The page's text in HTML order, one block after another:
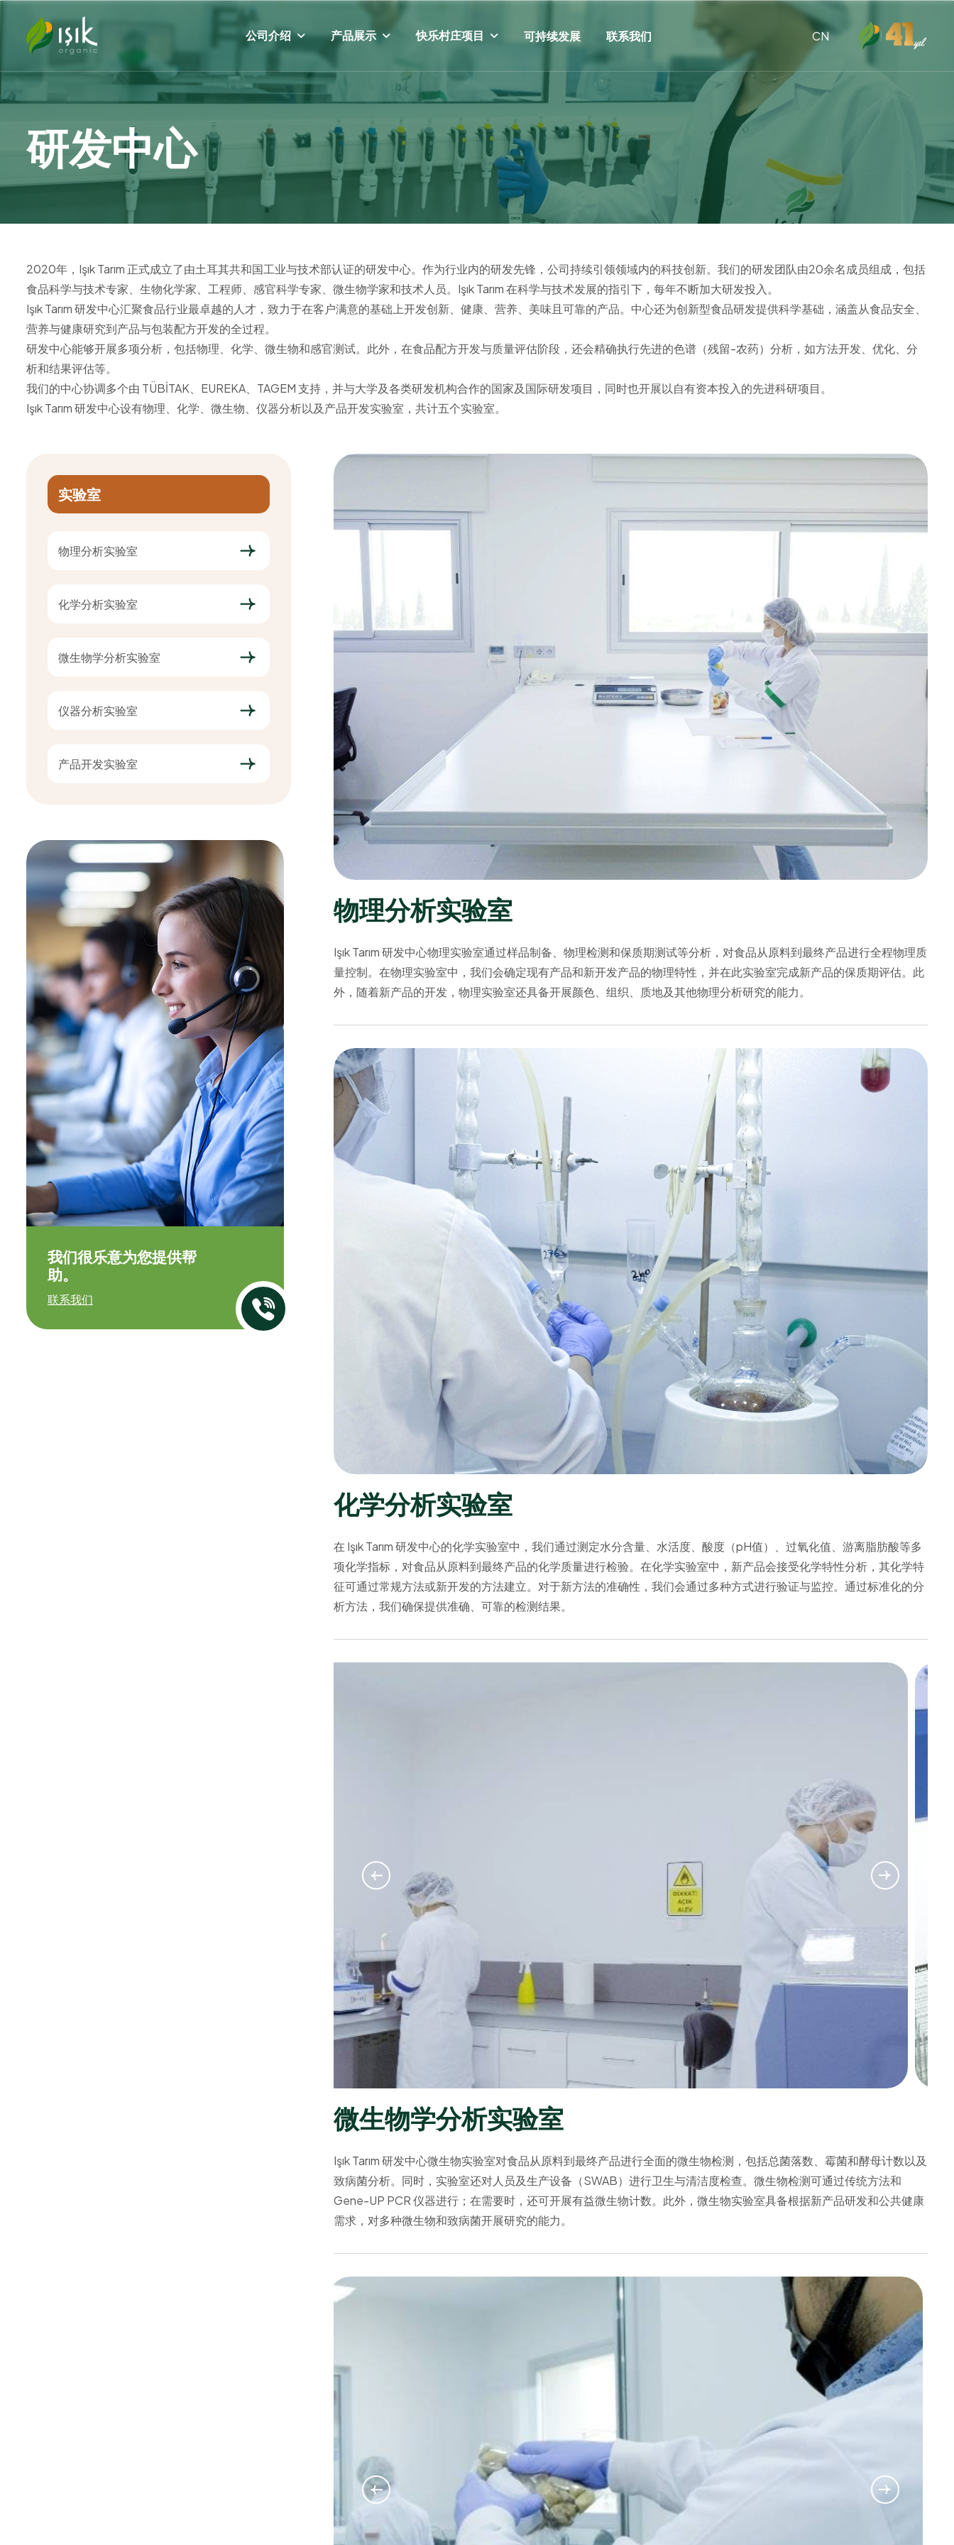
公司介绍 产品展示 快乐村庄项目 可持续发展 联系我们 CN
研发中心
2020年，Işık Tarım 正式成立了由土耳其共和国工业与技术部认证的研发中心。作为行业内的研发先锋，公司持续引领领域内的科技创新。我们的研发团队由20余名成员组成，包括
食品科学与技术专家、生物化学家、工程师、感官科学专家、微生物学家和技术人员。Işık Tarım 在科学与技术发展的指引下，每年不断加大研发投入。
Işık Tarım 研发中心汇聚食品行业最卓越的人才，致力于在客户满意的基础上开发创新、健康、营养、美味且可靠的产品。中心还为创新型食品研发提供科学基础，涵盖从食品安全、
营养与健康研究到产品与包装配方开发的全过程。
研发中心能够开展多项分析，包括物理、化学、微生物和感官测试。此外，在食品配方开发与质量评估阶段，还会精确执行先进的色谱（残留-农药）分析，如方法开发、优化、分
析和结果评估等。
我们的中心协调多个由 TÜBİTAK、EUREKA、TAGEM 支持，并与大学及各类研发机构合作的国家及国际研发项目，同时也开展以自有资本投入的先进科研项目。
Işık Tarım 研发中心设有物理、化学、微生物、仪器分析以及产品开发实验室，共计五个实验室。
实验室
物理分析实验室
化学分析实验室
微生物学分析实验室
仪器分析实验室
产品开发实验室
我们很乐意为您提供帮
助。
联系我们
物理分析实验室
Işık Tarım 研发中心物理实验室通过样品制备、物理检测和保质期测试等分析，对食品从原料到最终产品进行全程物理质
量控制。在物理实验室中，我们会确定现有产品和新开发产品的物理特性，并在此实验室完成新产品的保质期评估。此
外，随着新产品的开发，物理实验室还具备开展颜色、组织、质地及其他物理分析研究的能力。
化学分析实验室
在 Işık Tarım 研发中心的化学实验室中，我们通过测定水分含量、水活度、酸度（pH值）、过氧化值、游离脂肪酸等多
项化学指标，对食品从原料到最终产品的化学质量进行检验。在化学实验室中，新产品会接受化学特性分析，其化学特
征可通过常规方法或新开发的方法建立。对于新方法的准确性，我们会通过多种方式进行验证与监控。通过标准化的分
析方法，我们确保提供准确、可靠的检测结果。
微生物学分析实验室
Işık Tarım 研发中心微生物实验室对食品从原料到最终产品进行全面的微生物检测，包括总菌落数、霉菌和酵母计数以及
致病菌分析。同时，实验室还对人员及生产设备（SWAB）进行卫生与清洁度检查。微生物检测可通过传统方法和
Gene-UP PCR 仪器进行；在需要时，还可开展有益微生物计数。此外，微生物实验室具备根据新产品研发和公共健康
需求，对多种微生物和致病菌开展研究的能力。